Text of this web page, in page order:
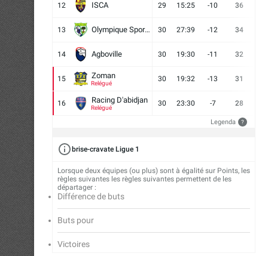
12 ISCA 29 15:25 -10 36
13 Olympique Sport d'Abobo FC 30 27:39 -12 34
14 Agboville 30 19:30 -11 32
15 Zoman
Relégué
30 19:32 -13 31
16 Racing D'abidjan
Relégué
30 23:30 -7 28
Legenda ?
brise-cravate Ligue 1
Lorsque deux équipes (ou plus) sont à égalité sur Points, les
règles suivantes les règles suivantes permettent de les
départager :
Différence de buts
Buts pour
Victoires